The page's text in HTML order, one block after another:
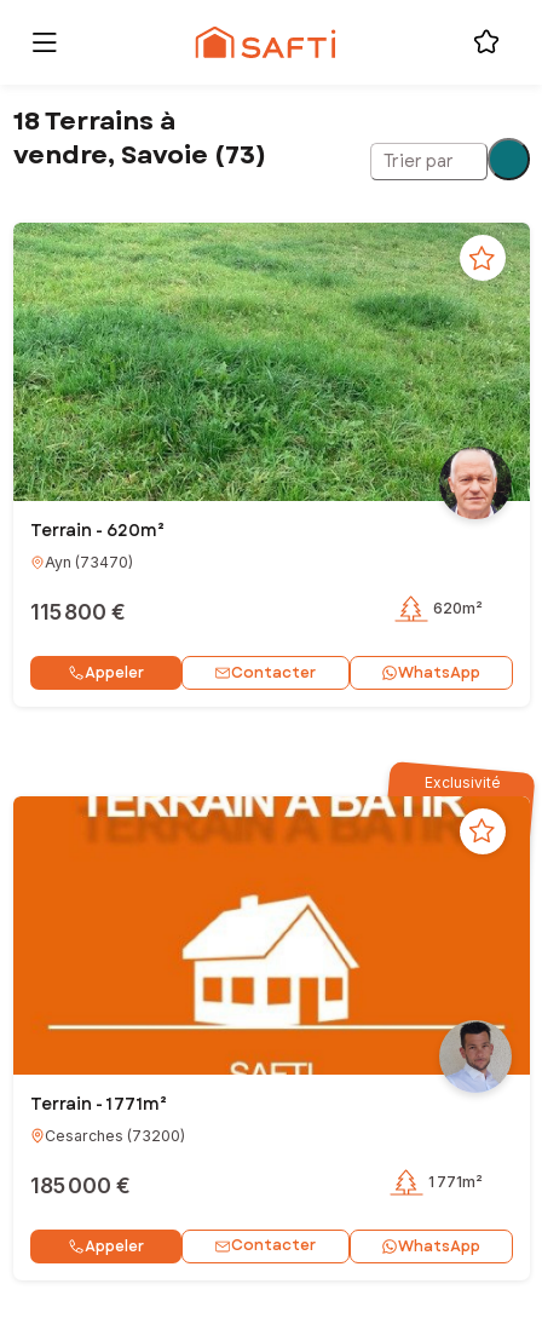
18 Terrains à
vendre, Savoie (73)
Trier par
Terrain - 620m²
Ayn (73470)
115 800 € 620m²
Appeler Contacter WhatsApp
Exclusivité
Terrain - 1 771m²
Cesarches (73200)
185 000 € 1 771m²
Appeler Contacter WhatsApp